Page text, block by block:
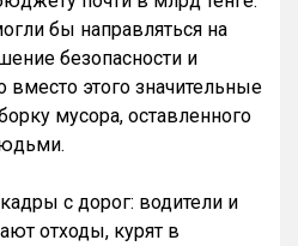
бы направляться на
безопасности и
вместо этого значительные
мусора, оставленного
с дорог: водители и
отходы, курят в